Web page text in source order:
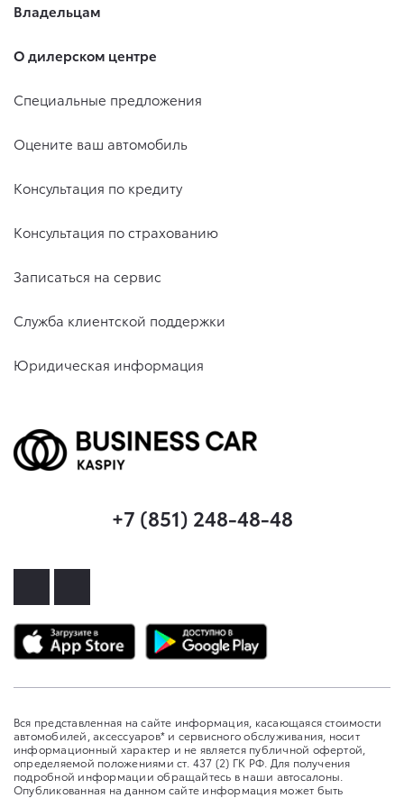
Владельцам
О дилерском центре
Специальные предложения
Оцените ваш автомобиль
Консультация по кредиту
Консультация по страхованию
Записаться на сервис
Служба клиентской поддержки
Юридическая информация
+7 (851) 248-48-48
Вся представленная на сайте информация, касающаяся стоимости
автомобилей, аксессуаров* и сервисного обслуживания, носит
информационный характер и не является публичной офертой,
определяемой положениями ст. 437 (2) ГК РФ. Для получения
подробной информации обращайтесь в наши автосалоны.
Опубликованная на данном сайте информация может быть